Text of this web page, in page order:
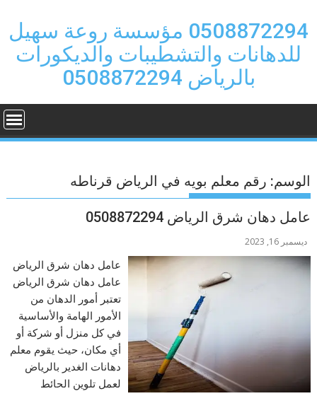
content
0508872294 مؤسسة روعة سهيل
للدهانات والتشطيبات والديكورات
بالرياض 0508872294
الوسم: رقم معلم بويه في الرياض قرناطه
عامل دهان شرق الرياض 0508872294
ديسمبر 16, 2023
عامل دهان شرق الرياض
عامل دهان شرق الرياض
تعتبر أمور الدهان من
الأمور الهامة والأساسية
في كل منزل أو شركة أو
أي مكان، حيث يقوم معلم
دهانات الغدير بالرياض
لعمل تلوين الحائط